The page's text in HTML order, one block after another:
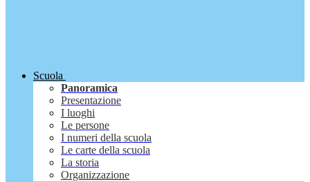
Scuola
Panoramica
Presentazione
I luoghi
Le persone
I numeri della scuola
Le carte della scuola
La storia
Organizzazione